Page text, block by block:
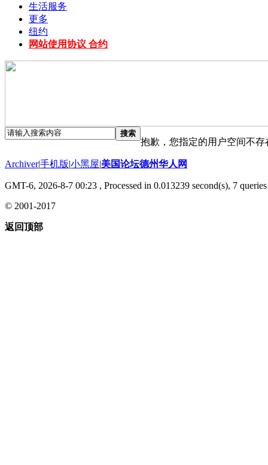
生活服务
更多
纽约
网站使用协议 合约
搜索
抱歉，您指定的用户空间不存
Archiver|手机版|小黑屋|美国论坛德州华人网
GMT-6, 2026-8-7 00:23 , Processed in 0.013239 second(s), 7
© 2001-2017
返回顶部